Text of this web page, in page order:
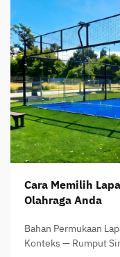
Cara Memilih
Olahraga Anda
Bahan Permukaan
Konteks — Rumput